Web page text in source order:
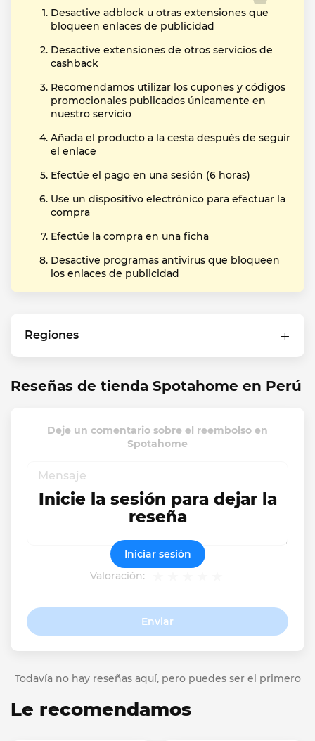
Desactive adblock u otras extensiones que
bloqueen enlaces de publicidad
Desactive extensiones de otros servicios de
cashback
Recomendamos utilizar los cupones y códigos
promocionales publicados únicamente en
nuestro servicio
Añada el producto a la cesta después de seguir
el enlace
Efectúe el pago en una sesión (6 horas)
Use un dispositivo electrónico para efectuar la
compra
Efectúe la compra en una ficha
Desactive programas antivirus que bloqueen
los enlaces de publicidad
Regiones
Reseñas de tienda Spotahome en Perú
Deje un comentario sobre el reembolso en
Spotahome
Valoración:
Enviar
Inicie la sesión para dejar la
reseña
Iniciar sesión
Todavía no hay reseñas aquí, pero puedes ser el primero
Le recomendamos